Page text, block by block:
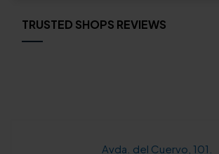
TRUSTED SHOPS REVIEWS
Avda. del Cuervo, 101.